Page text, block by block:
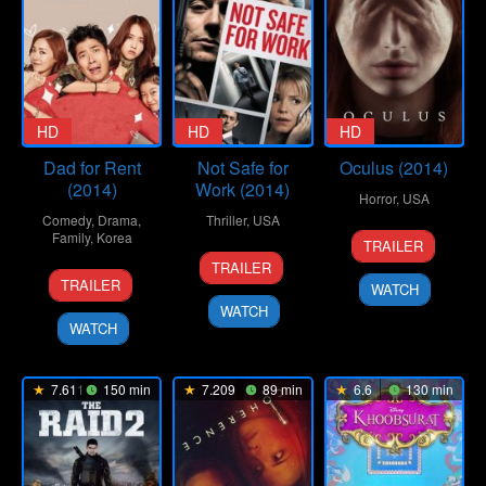
HD
Dad for Rent
(2014)
Comedy, Drama,
Family, Korea
20
Nov
2014
Kim
Deok-
su
TRAILER
WATCH
HD
Not Safe for
Work (2014)
Thriller, USA
9
May
2014
Joe
Johnston
TRAILER
WATCH
HD
Oculus (2014)
Horror, USA
3
Apr
2014
Mike
Flanagan
TRAILER
WATCH
7.611 150 min 7.209 89 min 6.6 130 min